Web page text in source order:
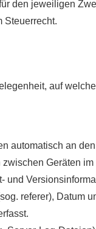
den jeweiligen
Steuerrecht.
auf
automatisch an
Geräten im
und
referer), Datum